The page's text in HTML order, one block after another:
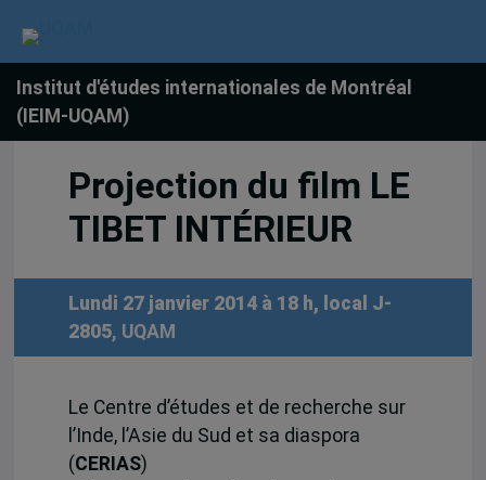
Institut d'études internationales de Montréal
(IEIM-UQAM)
Projection du film LE
TIBET INTÉRIEUR
Lundi 27 janvier 2014 à 18 h, local J-
2805, UQAM
Le Centre d’études et de recherche sur
l’Inde, l’Asie du Sud et sa diaspora
(CERIAS)